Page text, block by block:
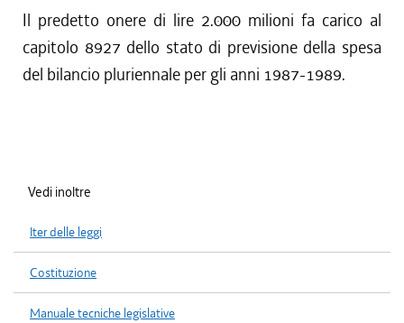
Il predetto onere di lire 2.000 milioni fa carico al
capitolo 8927 dello stato di previsione della spesa
del bilancio pluriennale per gli anni 1987-1989.
Vedi inoltre
Iter delle leggi
Costituzione
Manuale tecniche legislative